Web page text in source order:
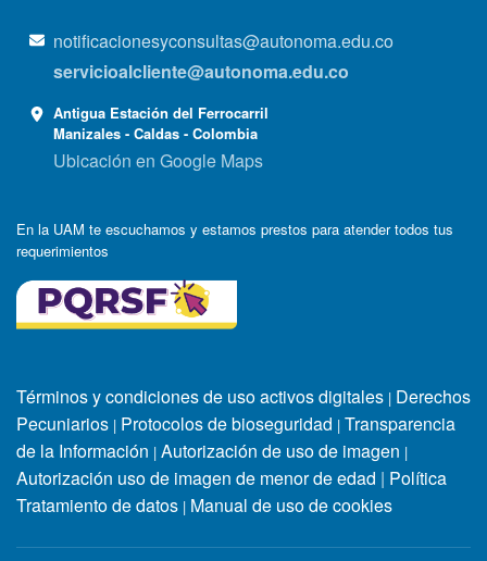
notificacionesyconsultas@autonoma.edu.co
servicioalcliente@autonoma.edu.co
Antigua Estación del Ferrocarril
Manizales - Caldas - Colombia
Ubicación en Google Maps
En la UAM te escuchamos y estamos prestos para atender todos tus
requerimientos
Términos y condiciones de uso activos digitales | Derechos
Pecuniarios | Protocolos de bioseguridad | Transparencia
de la Información | Autorización de uso de imagen |
Autorización uso de imagen de menor de edad | Política
Tratamiento de datos | Manual de uso de cookies